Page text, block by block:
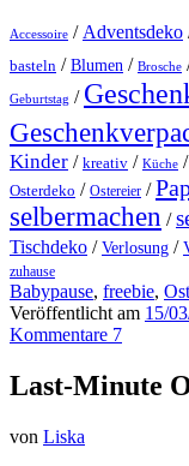
Accessoire / Adventsdeko
basteln /Blumen / Brosche
Geburtstag /
Kinder / kreativ / Küche /
Osterdeko / Ostereier /
selbermachen /
Tischdeko /Verlosung /
zuhause
Babypause, freebie,
Veröffentlicht am 15/
Kommentare 7
Last-Minute
von Liska